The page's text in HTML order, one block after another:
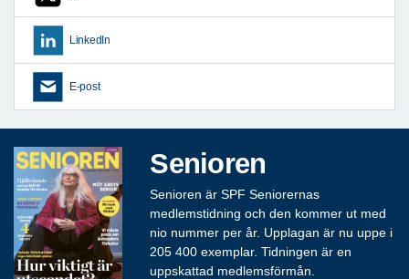
LinkedIn
E-post
Senioren
Senioren är SPF Seniorernas
medlemstidning och den kommer ut med
nio nummer per år. Upplagan är nu uppe i
205 400 exemplar. Tidningen är en
uppskattad medlemsförmån.